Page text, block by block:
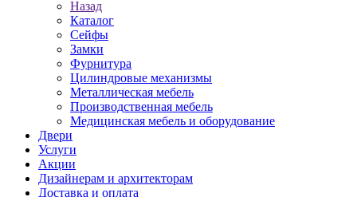
Назад
Каталог
Сейфы
Замки
Фурнитура
Цилиндровые механизмы
Металлическая мебель
Производственная мебель
Медицинская мебель и оборудование
Двери
Услуги
Акции
Дизайнерам и архитекторам
Доставка и оплата